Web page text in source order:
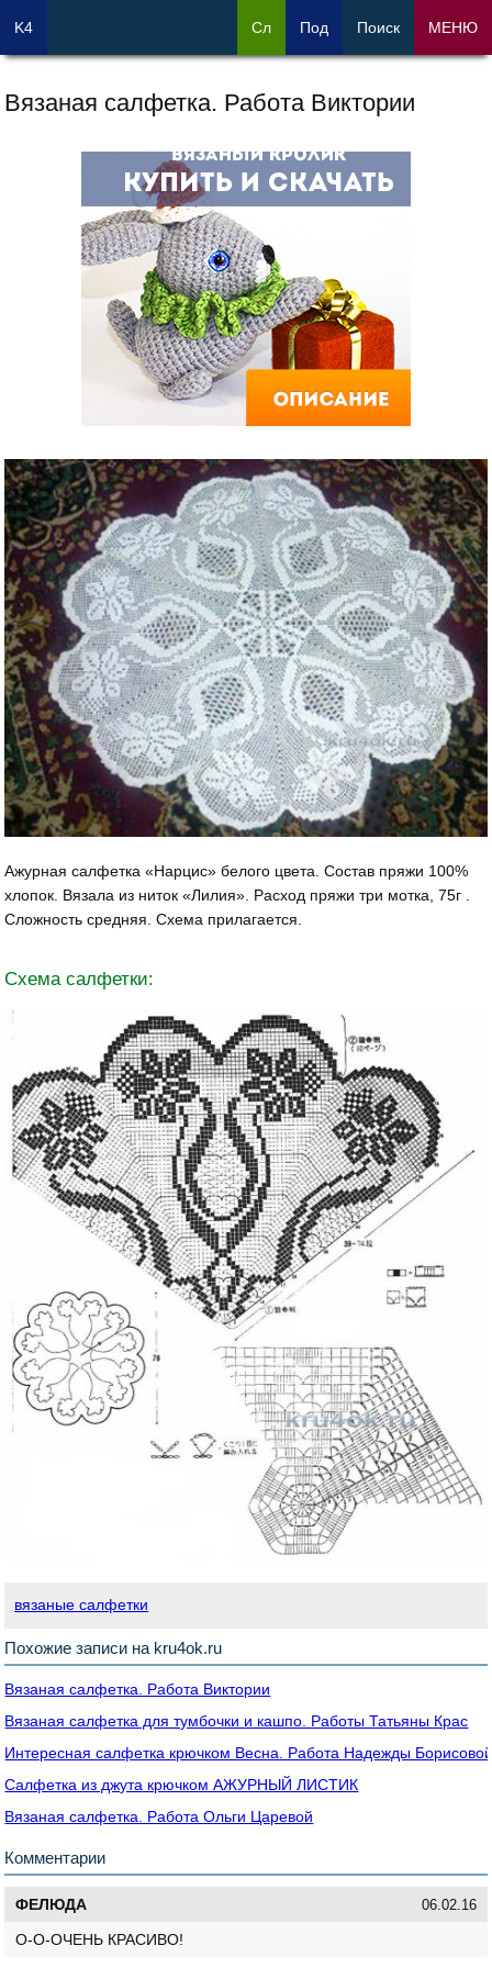
Вязаная салфетка. Работа Виктории
Ажурная салфетка «Нарцис» белого цвета. Состав пряжи 100%
хлопок. Вязала из ниток «Лилия». Расход пряжи три мотка, 75г .
Сложность средняя. Схема прилагается.
Схема салфетки:
вязаные салфетки
Похожие записи на kru4ok.ru
Вязаная салфетка. Работа Виктории
Вязаная салфетка для тумбочки и кашпо. Работы Татьяны Крас
Интересная салфетка крючком Весна. Работа Надежды
Салфетка из джута крючком АЖУРНЫЙ ЛИСТИК
Вязаная салфетка. Работа Ольги Царевой
Комментарии
ФЕЛЮДА 06.02.16
О-О-ОЧЕНЬ КРАСИВО!
K4 Сл Под Поиск МЕНЮ